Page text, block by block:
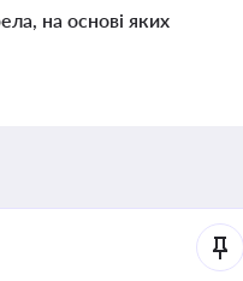
на основі яких